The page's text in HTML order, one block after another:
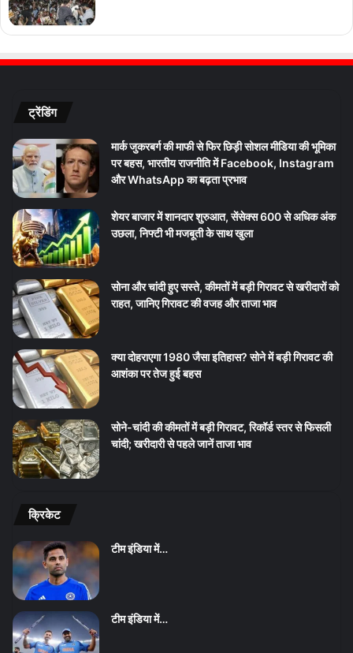
ट्रेंडिंग
मार्क जुकरबर्ग की माफी से फिर छिड़ी सोशल मीडिया की भूमिका
पर बहस, भारतीय राजनीति में Facebook, Instagram
और WhatsApp का बढ़ता प्रभाव
शेयर बाजार में शानदार शुरुआत, सेंसेक्स 600 से अधिक अंक
उछला, निफ्टी भी मजबूती के साथ खुला
सोना और चांदी हुए सस्ते, कीमतों में बड़ी गिरावट से खरीदारों को
राहत, जानिए गिरावट की वजह और ताजा भाव
क्या दोहराएगा 1980 जैसा इतिहास? सोने में बड़ी गिरावट की
आशंका पर तेज हुई बहस
सोने-चांदी की कीमतों में बड़ी गिरावट, रिकॉर्ड स्तर से फिसली
चांदी; खरीदारी से पहले जानें ताजा भाव
क्रिकेट
टीम इंडिया में…
टीम इंडिया में…